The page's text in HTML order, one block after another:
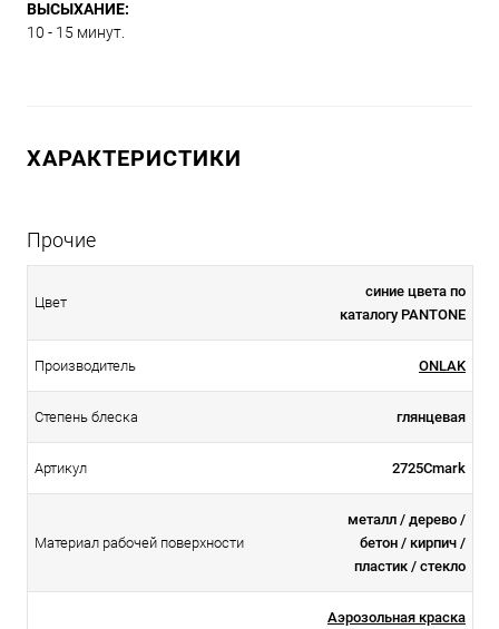
ВЫСЫХАНИЕ:
10 - 15 минут.
ХАРАКТЕРИСТИКИ
Прочие
Цвет
синие цвета по
каталогу PANTONE
Производитель ONLAK
Степень блеска глянцевая
Артикул 2725Cmark
Материал рабочей поверхности
металл / дерево /
бетон / кирпич /
пластик / стекло
Аэрозольная краска